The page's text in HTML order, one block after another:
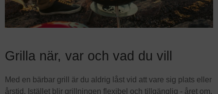
Grilla när, var och vad du vill
Med en bärbar grill är du aldrig låst vid att vare sig plats eller
årstid. Istället blir grillningen flexibel och tillgänglig - året om.